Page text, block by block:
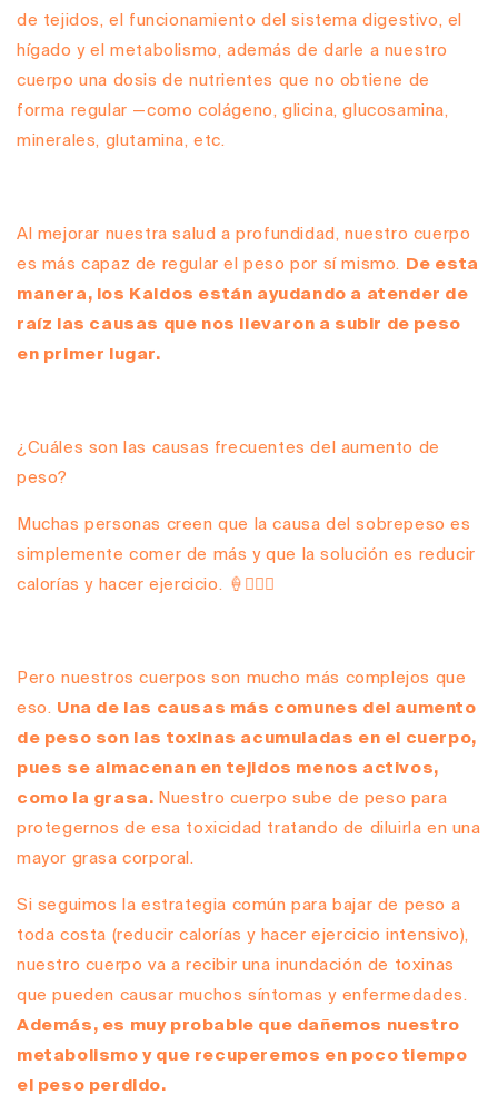
de tejidos, el funcionamiento del sistema digestivo, el
hígado y el metabolismo, además de darle a nuestro
cuerpo una dosis de nutrientes que no obtiene de
forma regular —como colágeno, glicina, glucosamina,
minerales, glutamina, etc.
Al mejorar nuestra salud a profundidad, nuestro cuerpo
es más capaz de regular el peso por sí mismo. De esta
manera, los Kaldos están ayudando a atender de
raíz las causas que nos llevaron a subir de peso
en primer lugar.
¿Cuáles son las causas frecuentes del aumento de
peso?
Muchas personas creen que la causa del sobrepeso es
simplemente comer de más y que la solución es reducir
calorías y hacer ejercicio. 🍦🏃🏼‍♀️
Pero nuestros cuerpos son mucho más complejos que
eso. Una de las causas más comunes del aumento
de peso son las toxinas acumuladas en el cuerpo,
pues se almacenan en tejidos menos activos,
como la grasa. Nuestro cuerpo sube de peso para
protegernos de esa toxicidad tratando de diluirla en una
mayor grasa corporal.
Si seguimos la estrategia común para bajar de peso a
toda costa (reducir calorías y hacer ejercicio intensivo),
nuestro cuerpo va a recibir una inundación de toxinas
que pueden causar muchos síntomas y enfermedades.
Además, es muy probable que dañemos nuestro
metabolismo y que recuperemos en poco tiempo
el peso perdido.